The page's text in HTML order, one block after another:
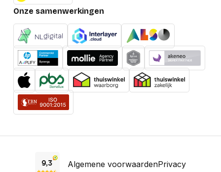
Onze samenwerkingen
Algemene voorwaardenPrivacy